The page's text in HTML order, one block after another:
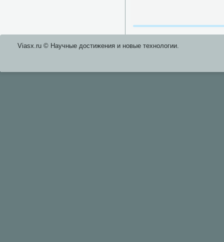
Viasx.ru © Научные достижения и нοвые технοлогии.